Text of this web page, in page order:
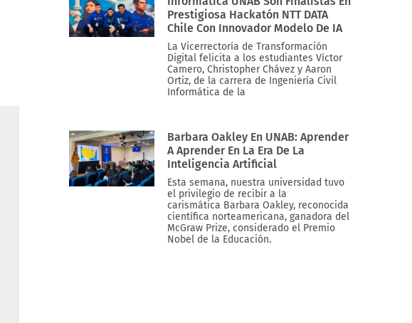
Prestigiosa Hackatón NTT DATA
Chile Con Innovador Modelo De IA
La Vicerrectoría de Transformación
Digital felicita a los estudiantes Víctor
Camero, Christopher Chávez y Aaron
Ortiz, de la carrera de Ingeniería Civil
Informática de la
Barbara Oakley En UNAB: Aprender
A Aprender En La Era De La
Inteligencia Artificial
Esta semana, nuestra universidad tuvo
el privilegio de recibir a la
carismática Barbara Oakley, reconocida
científica norteamericana, ganadora del
McGraw Prize, considerado el Premio
Nobel de la Educación.